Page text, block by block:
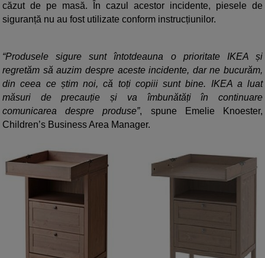
căzut de pe masă. În cazul acestor incidente, piesele de
siguranță nu au fost utilizate conform instrucțiunilor.
“Produsele sigure sunt întotdeauna o prioritate IKEA și
regretăm să auzim despre aceste incidente, dar ne bucurăm,
din ceea ce știm noi, că toți copiii sunt bine. IKEA a luat
măsuri de precauție și va îmbunătăți în continuare
comunicarea despre produse”, spune Emelie Knoester,
Children’s Business Area Manager.